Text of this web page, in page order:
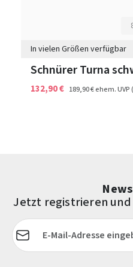
In vielen Größen verfügbar
Schnürer Turna
132,90 € 189,90 €ehem. UVP
Jetzt registrieren
E-Mail-Adresse*